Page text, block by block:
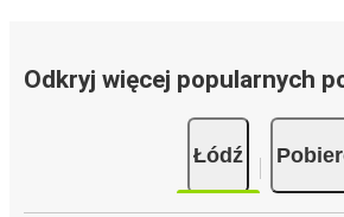
ma mniejszy
niż podróż samochodem czy
Odkryj więcej popularnych
Łódź